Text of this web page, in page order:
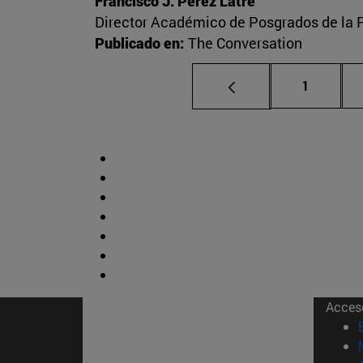
Director Académico de Posgrados de la
Publicado en: The Conversation
Página
1